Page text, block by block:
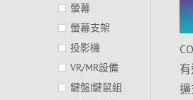
螢幕
螢幕支架
投影機
VR/MR設備
鍵盤|鍵鼠組